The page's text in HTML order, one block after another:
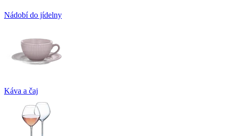
Nádobí do jídelny
Káva a čaj